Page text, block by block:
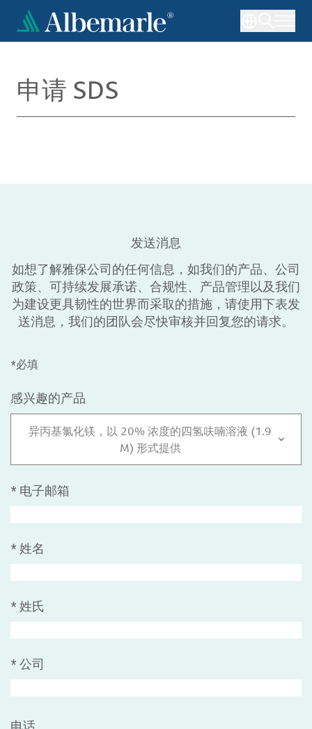
到
申请 SDS
发送消息
如想了解雅保公司的任何信息，如我们的产品、公司
政策、可持续发展承诺、合规性、产品管理以及我们
为建设更具韧性的世界而采取的措施，请使用下表发
送消息，我们的团队会尽快审核并回复您的请求。
*必填
感兴趣的产品
异丙基氯化镁，以 20% 浓度的四氢呋喃溶液 (1.9
M) 形式提供
* 电子邮箱
* 姓名
* 姓氏
* 公司
电话